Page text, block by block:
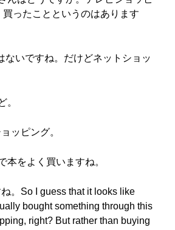
ったことというのはあります
ないですね。だけどネットショッ
。
ッピング。
本をよく買いますね。
。So I guess that it looks like
bought something through this
right? But rather than buying